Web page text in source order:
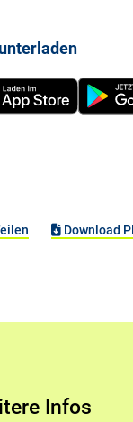
Download
Infos